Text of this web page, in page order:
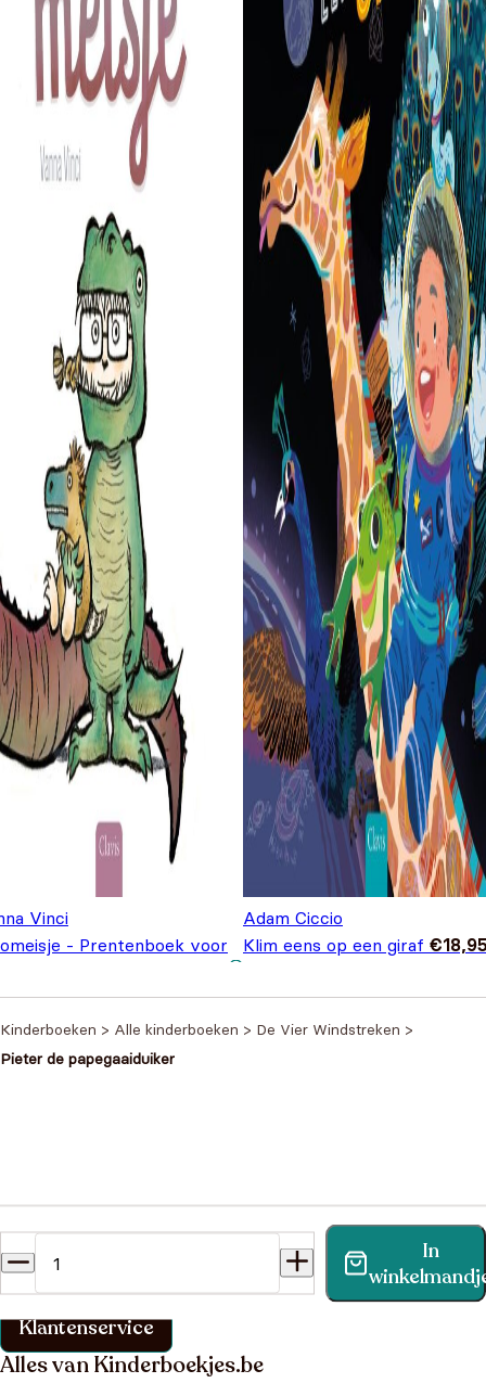
Vinci
- Prentenboek voor
Oorspronkelijke
€19,95.
Huidige
€14,95.
Adam Ciccio
Klim eens op een giraf €
Kinderboeken > Alle kinderboeken > De Vier Windstreken >
Pieter de papegaaiduiker
In
Vind binnen no-time antwoord op je vraag op onze
klantenservice pagina.
Klantenservice
Alles van Kinderboekjes.be